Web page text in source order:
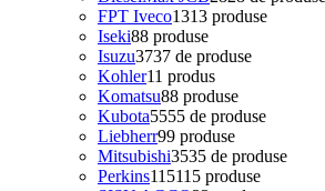
FPT Iveco1313 produse
Iseki88 produse
Isuzu3737 de produse
Kohler11 produs
Komatsu88 produse
Kubota5555 de produse
Liebherr99 produse
Mitsubishi3535 de produse
Perkins115115 produse